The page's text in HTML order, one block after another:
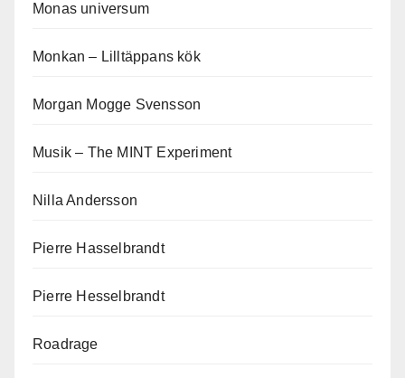
Monas universum
Monkan – Lilltäppans kök
Morgan Mogge Svensson
Musik – The MINT Experiment
Nilla Andersson
Pierre Hasselbrandt
Pierre Hesselbrandt
Roadrage